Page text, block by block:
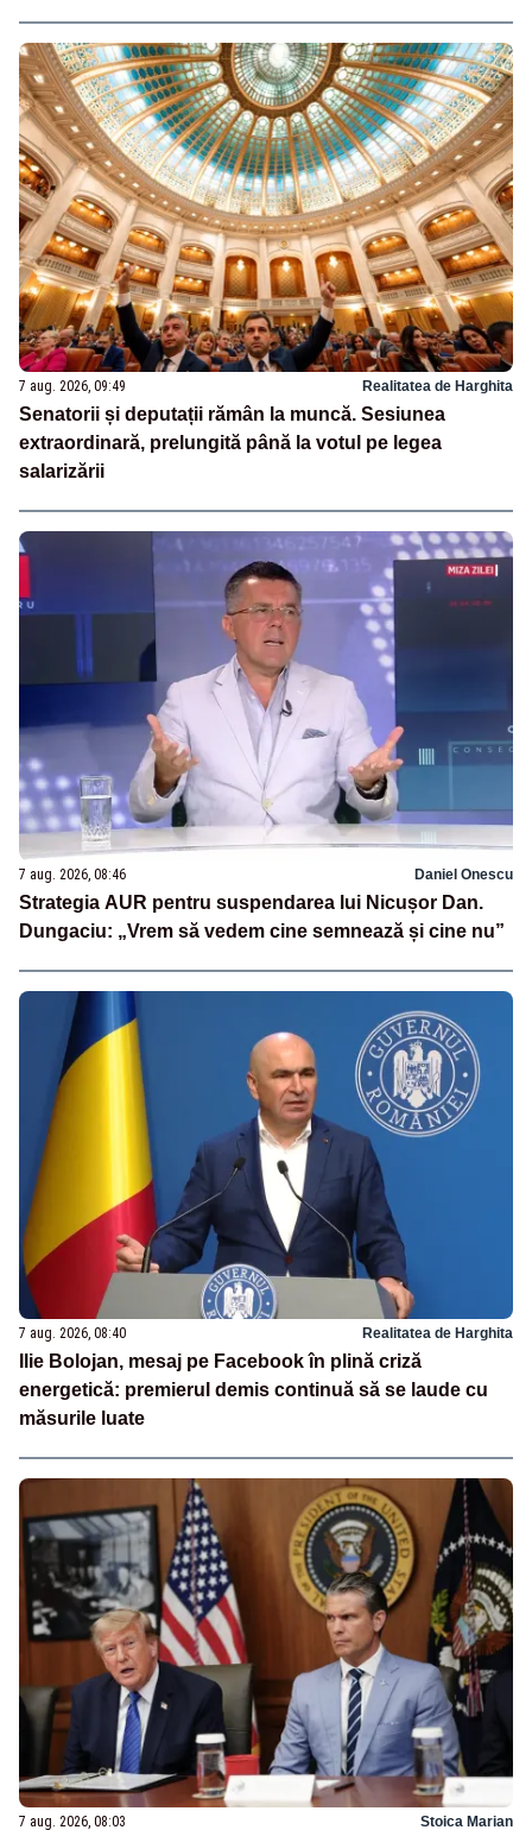
7 aug. 2026, 09:49 Realitatea de Harghita
Senatorii și deputații rămân la muncă. Sesiunea
extraordinară, prelungită până la votul pe legea
salarizării
7 aug. 2026, 08:46 Daniel Onescu
Strategia AUR pentru suspendarea lui Nicușor Dan.
Dungaciu: „Vrem să vedem cine semnează și cine nu”
7 aug. 2026, 08:40 Realitatea de Harghita
Ilie Bolojan, mesaj pe Facebook în plină criză
energetică: premierul demis continuă să se laude cu
măsurile luate
7 aug. 2026, 08:03 Stoica Marian